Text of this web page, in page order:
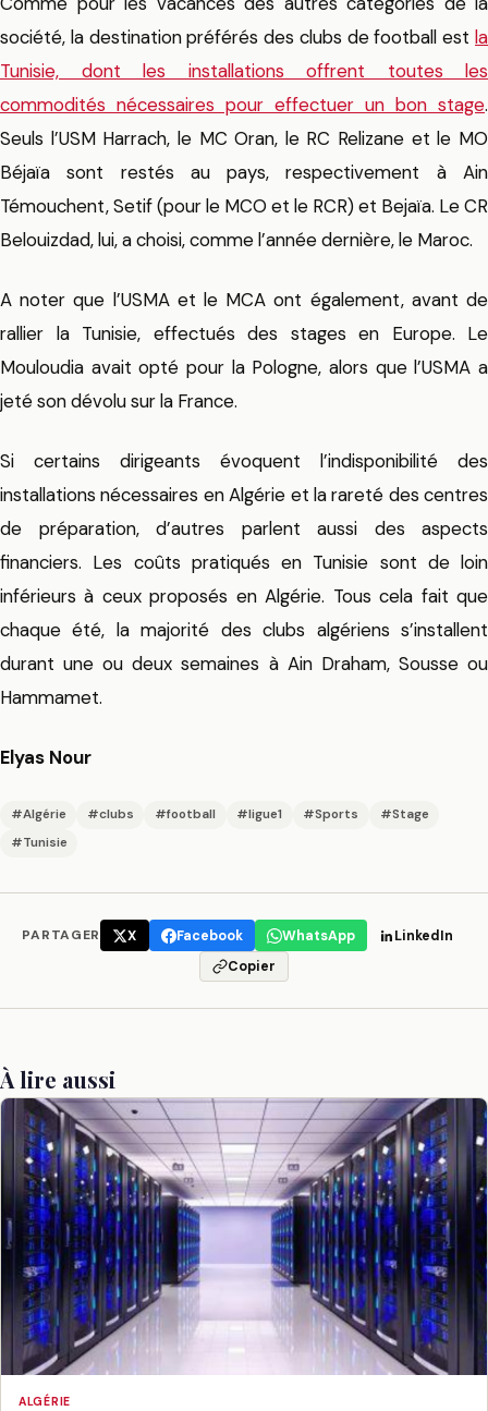
société, la destination préférés des clubs de football est la
Tunisie, dont les installations offrent toutes les
commodités nécessaires pour effectuer un bon stage.
Seuls l’USM Harrach, le MC Oran, le RC Relizane et le MO
Béjaïa sont restés au pays, respectivement à Ain
Témouchent, Setif (pour le MCO et le RCR) et Bejaïa. Le CR
Belouizdad, lui, a choisi, comme l’année dernière, le Maroc.
A noter que l’USMA et le MCA ont également, avant de
rallier la Tunisie, effectués des stages en Europe. Le
Mouloudia avait opté pour la Pologne, alors que l’USMA a
jeté son dévolu sur la France.
Si certains dirigeants évoquent l’indisponibilité des
installations nécessaires en Algérie et la rareté des centres
de préparation, d’autres parlent aussi des aspects
financiers. Les coûts pratiqués en Tunisie sont de loin
inférieurs à ceux proposés en Algérie. Tous cela fait que
chaque été, la majorité des clubs algériens s’installent
durant une ou deux semaines à Ain Draham, Sousse ou
Hammamet.
Elyas Nour
#Algérie #clubs #football #ligue1 #Sports
#Stage
#Tunisie
PARTAGER X Facebook WhatsApp
LinkedIn
Copier
À lire aussi
ALGÉRIE